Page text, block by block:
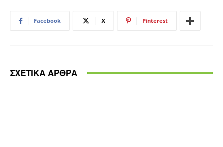
Facebook X Pinterest
ΣΧΕΤΙΚΑ ΑΡΘΡΑ